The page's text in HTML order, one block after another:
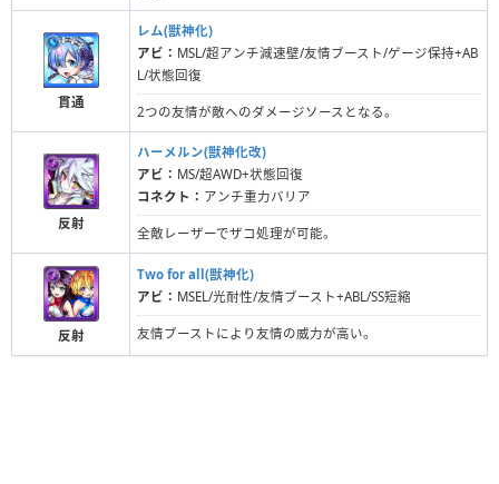
貫通
レム(獣神化)
アビ： MSL/超アンチ減速壁/友情ブースト/ゲージ保持+AB
L/状態回復
2つの友情が敵へのダメージソースとなる。
反射
ハーメルン(獣神化改)
アビ： MS/超AWD+状態回復
コネクト： アンチ重力バリア
全敵レーザーでザコ処理が可能。
反射
Two for all(獣神化)
アビ： MSEL/光耐性/友情ブースト+ABL/SS短縮
友情ブーストにより友情の威力が高い。